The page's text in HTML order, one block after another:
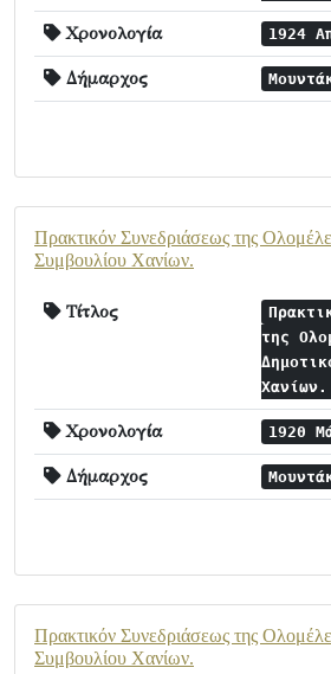
Χρονολογία 1924
Δήμαρχος
Πρακτικόν Συνεδριάσεως της
Συμβουλίου Χανίων.
Τίτλος
της
Χανίων.
Χρονολογία 1920
Δήμαρχος
Πρακτικόν Συνεδριάσεως της
Συμβουλίου Χανίων.